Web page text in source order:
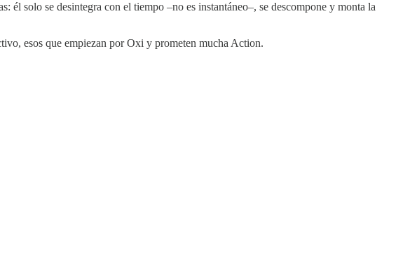
él solo se desintegra con el tiempo –no es instantáneo–, se descompone y monta la
esos que empiezan por Oxi y prometen mucha Action.